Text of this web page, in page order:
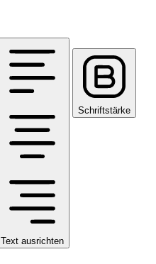
Text ausrichten
Schriftstärke